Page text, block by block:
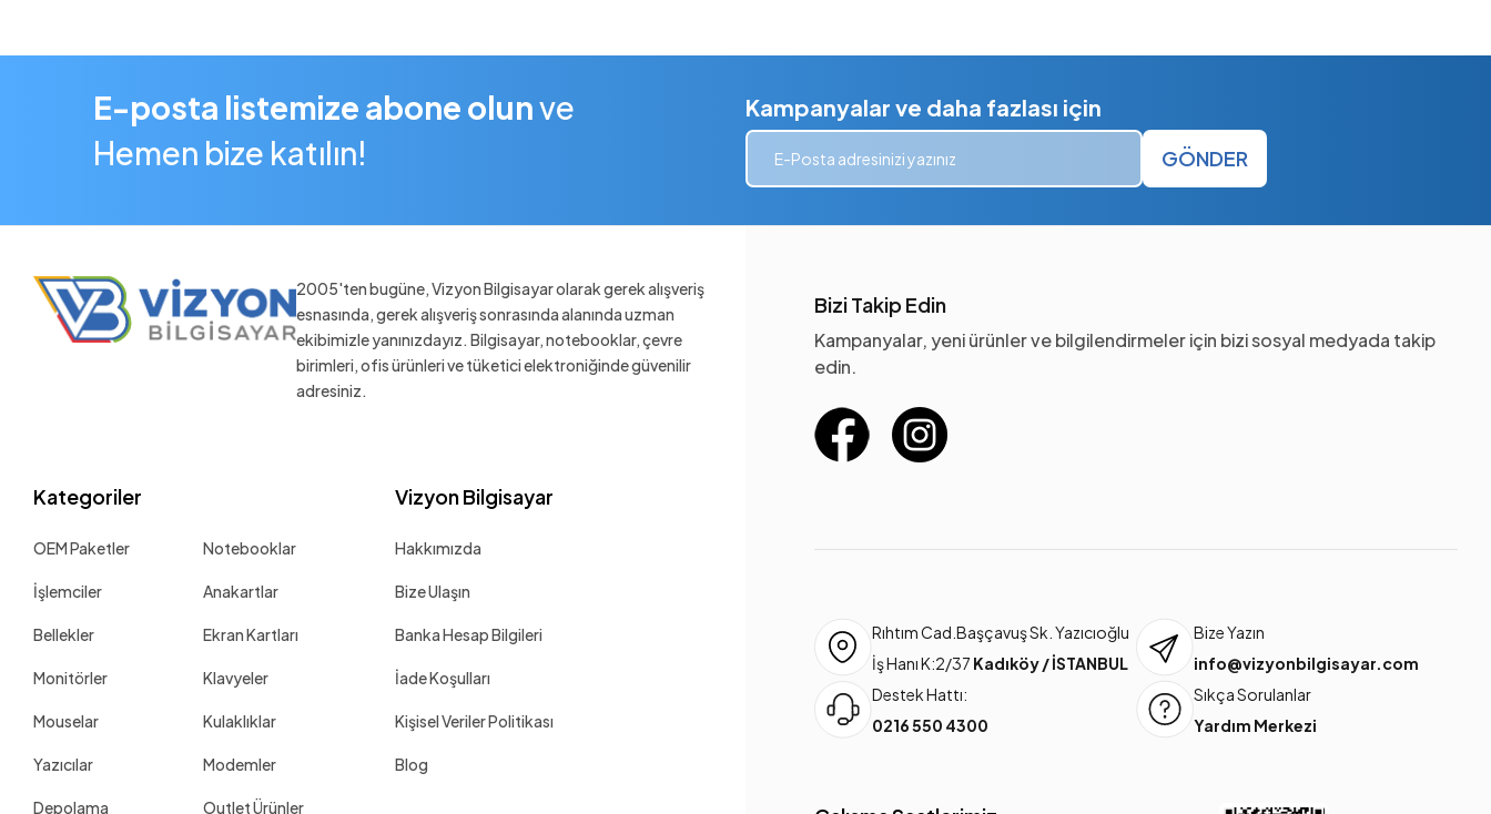
E-posta listemize abone olunve
Hemen bize katılın!
Kampanyalar ve daha fazlası için
GÖNDER
2005'ten bugüne, Vizyon Bilgisayar olarak gerek alışveriş
esnasında, gerek alışveriş sonrasında alanında uzman
ekibimizle yanınızdayız. Bilgisayar, notebooklar, çevre
birimleri, ofis ürünleri ve tüketici elektroniğinde güvenilir
adresiniz.
Kategoriler
OEM Paketler Notebooklar
İşlemciler Anakartlar
Bellekler Ekran Kartları
Monitörler Klavyeler
Mouselar Kulaklıklar
Yazıcılar Modemler
Depolama Outlet Ürünler
Vizyon Bilgisayar
Hakkımızda
Bize Ulaşın
Banka Hesap Bilgileri
İade Koşulları
Kişisel Veriler Politikası
Blog
Bizi Takip Edin
Kampanyalar, yeni ürünler ve bilgilendirmeler için bizi sosyal medyada takip
edin.
Rıhtım Cad.Başçavuş Sk. Yazıcıoğlu
İş Hanı K:2/37 Kadıköy / İSTANBUL
Bize Yazın
info@vizyonbilgisayar.com
Destek Hattı:
0216 550 4300
Sıkça Sorulanlar
Yardım Merkezi